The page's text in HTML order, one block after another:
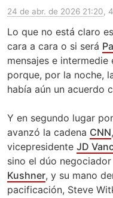
24 de abr. de 2026 21:20,
Lo que no está claro
cara a cara o si será
mensajes e
porque, por la noche,
había aún un acuerdo
Y en segundo lugar
avanzó la cadena CNN
vicepresidente JD
sino el dúo
Kushner, y su mano
pacificación, Steve